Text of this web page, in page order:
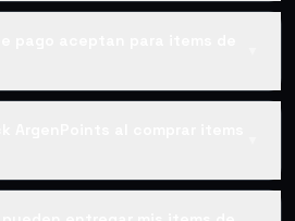
pago aceptan para items de
ArgenPoints al comprar items